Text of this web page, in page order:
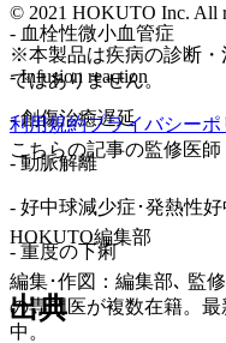
© 2021 HOKUTO Inc. All
※本製品は疾病の診断・
ではありません。
利用規約プライバシーポ
こちらの記事の監修医師
HOKUTO編集部
編集･作図：編集部､ 監
の専門医が複数在籍。
中。
- 血栓性微小血管症
- Infusion reaction
- 創傷治癒遅延
- 動脈解離
- 好中球減少症･発熱性
- 重度の下痢
出典